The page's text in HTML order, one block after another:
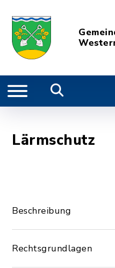
Lärmschutz
Beschreibung
Rechtsgrundlagen